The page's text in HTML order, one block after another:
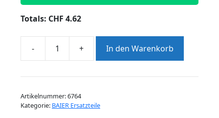
Totals: CHF 4.62
-
TYPENSCHILD
230V
Menge
+ In den Warenkorb
Artikelnummer:6764
Kategorie: BAIER Ersatzteile